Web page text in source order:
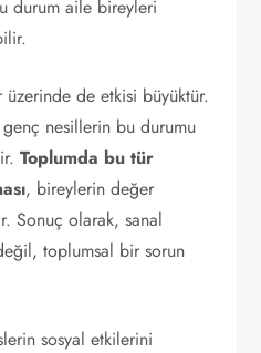
durum aile bireyleri
de etkisi büyüktür.
nesillerin bu durumu
Toplumda bu tür
, bireylerin değer
Sonuç olarak, sanal
toplumsal bir sorun
sosyal etkilerini